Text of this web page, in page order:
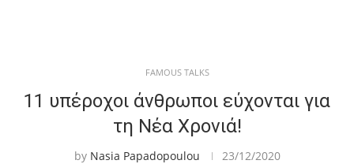
FAMOUS TALKS
11 υπέροχοι άνθρωποι εύχονται για
τη Νέα Χρονιά!
by Nasia Papadopoulou 23/12/2020